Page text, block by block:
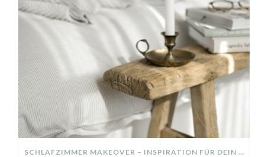
SCHLAFZIMMER MAKEOVER – INSPIRATION FÜR DEIN SCHLAFZIMMER: AUS ALT MACH NEU – HELL, GEMÜTLICH UND EINLADEND